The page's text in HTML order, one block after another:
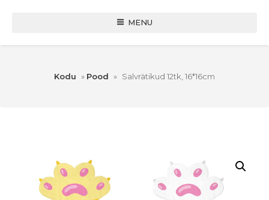
MENU
Kodu » Pood » Salvrätikud 12tk, 16*16cm